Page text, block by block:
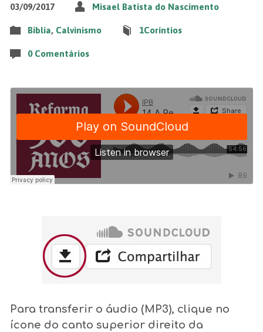
03/09/2017 Misael Batista do Nascimento
Bíblia, Calvinismo 1Coríntios
0 Comentários
Para transferir o áudio (MP3), clique no
ícone do canto superior direito da